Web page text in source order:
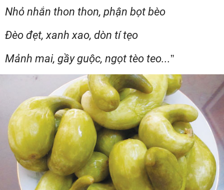
Nhỏ nhắn thon thon, phận bọt bèo
Đèo đẹt, xanh xao, dòn tí tẹo
Mảnh mai, gầy guộc, ngọt tèo teo...”